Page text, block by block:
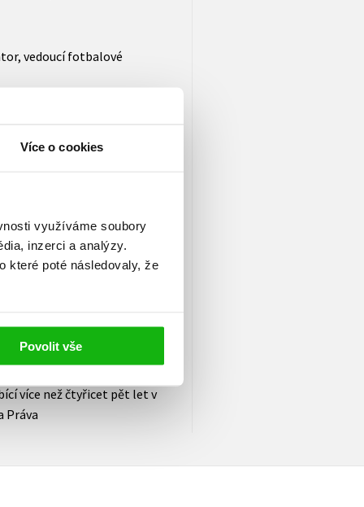
Více o cookies
využíváme soubory
inzerci a analýzy.
které poté následovaly, že
Povolit vše
vedoucí fotbalové
jsem kdy četl. Vést
mockrát, a znovu jejich
je nesmírně těžké. Martin
více než čtyřicet pět let v
Práva